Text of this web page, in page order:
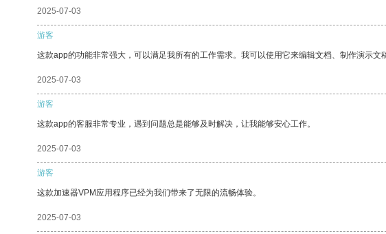
2025-07-03
游客
这款app的功能非常强大，可以满足我所有的工作需求。我可以使用它来编辑文档、制作演示文
2025-07-03
游客
这款app的客服非常专业，遇到问题总是能够及时解决，让我能够安心工作。
2025-07-03
游客
这款加速器VPM应用程序已经为我们带来了无限的流畅体验。
2025-07-03